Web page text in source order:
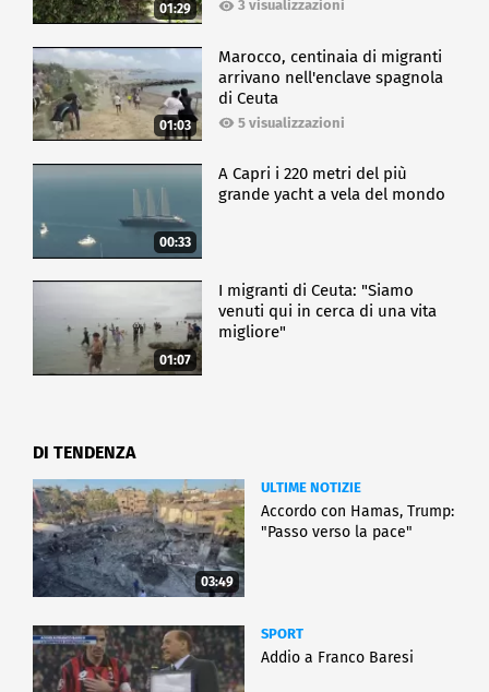
01:29 3 visualizzazioni
01:03
Marocco, centinaia di migranti
arrivano nell'enclave spagnola
di Ceuta
5 visualizzazioni
00:33
A Capri i 220 metri del più
grande yacht a vela del mondo
01:07
I migranti di Ceuta: "Siamo
venuti qui in cerca di una vita
migliore"
DI TENDENZA
03:49
ULTIME NOTIZIE
Accordo con Hamas, Trump:
"Passo verso la pace"
SPORT
Addio a Franco Baresi